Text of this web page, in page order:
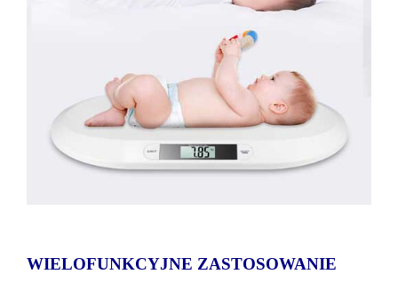
WIELOFUNKCYJNE ZASTOSOWANIE